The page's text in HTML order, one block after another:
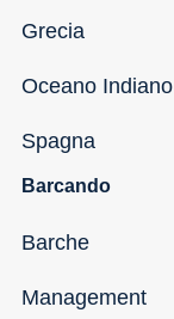
Grecia
Oceano Indiano
Spagna
Barcando
Barche
Management